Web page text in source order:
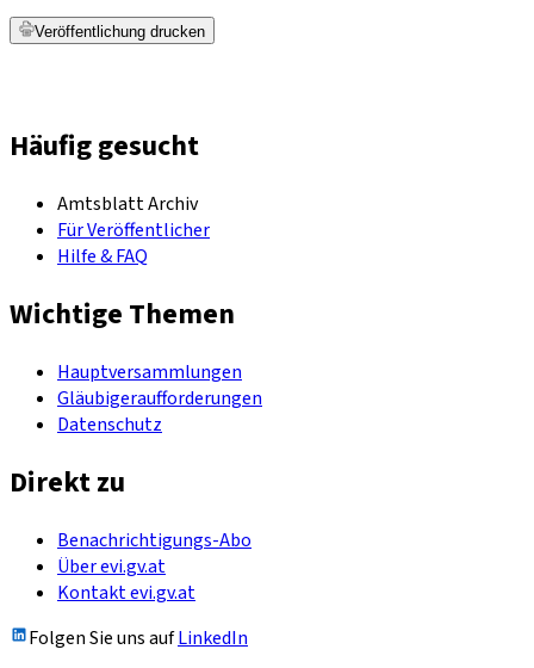
Veröffentlichung drucken
Häufig gesucht
Amtsblatt Archiv
Für Veröffentlicher
Hilfe & FAQ
Wichtige Themen
Hauptversammlungen
Gläubigeraufforderungen
Datenschutz
Direkt zu
Benachrichtigungs-Abo
Über evi.gv.at
Kontakt evi.gv.at
Folgen Sie uns aufLinkedIn